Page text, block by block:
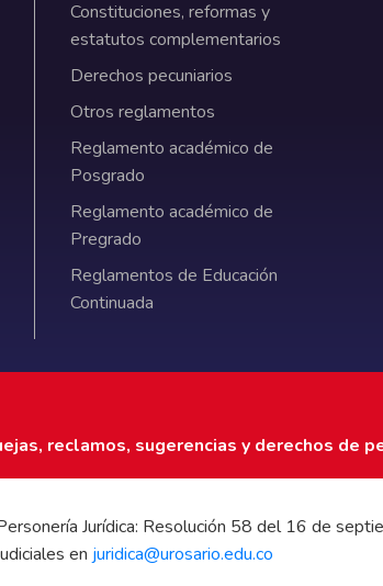
Constituciones, reformas y
estatutos complementarios
Derechos pecuniarios
Otros reglamentos
Reglamento académico de
Posgrado
Reglamento académico de
Pregrado
Reglamentos de Educación
Continuada
reclamos, sugerencias y derechos de
Jurídica: Resolución 58 del 16 de
en juridica@urosario.edu.co